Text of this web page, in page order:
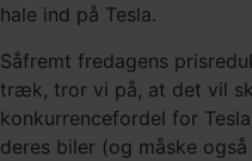
hale ind på Tesla.
Såfremt fredagens
træk, tror vi på, at det vil
konkurrencefordel for
deres biler (og måske